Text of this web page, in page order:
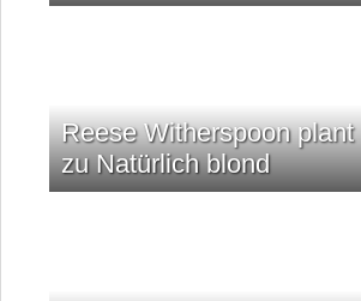
Reese Witherspoon
zu Natürlich blond